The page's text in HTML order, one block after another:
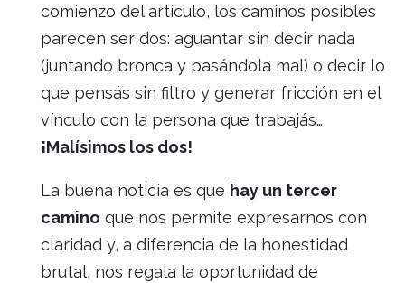
comienzo del artículo, los caminos posibles
parecen ser dos: aguantar sin decir nada
(juntando bronca y pasándola mal) o decir lo
que pensás sin filtro y generar fricción en el
vínculo con la persona que trabajás…
¡Malísimos los dos!
La buena noticia es que hay un tercer
camino que nos permite expresarnos con
claridad y, a diferencia de la honestidad
brutal, nos regala la oportunidad de